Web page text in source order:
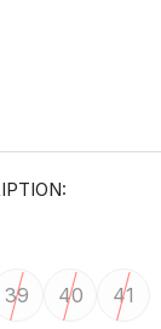
39 40 41